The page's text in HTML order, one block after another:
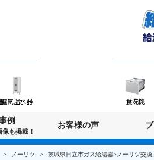
電気温水器 食洗機
例
も掲載！
お客様の声
ノーリツ 茨城県日立市ガス給湯器>ノーリツ交換